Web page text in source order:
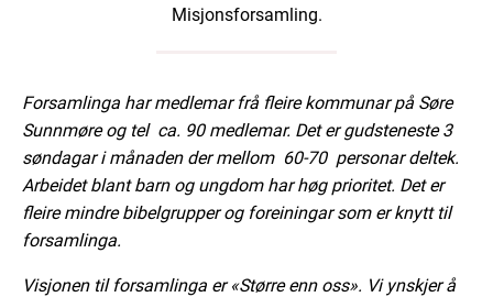
Misjonsforsamling.
Forsamlinga har medlemar frå fleire kommunar på Søre
Sunnmøre og tel ca. 90 medlemar. Det er gudsteneste 3
søndagar i månaden der mellom 60-70 personar deltek.
Arbeidet blant barn og ungdom har høg prioritet. Det er
fleire mindre bibelgrupper og foreiningar som er knytt til
forsamlinga.
Visjonen til forsamlinga er «Større enn oss». Vi ynskjer å